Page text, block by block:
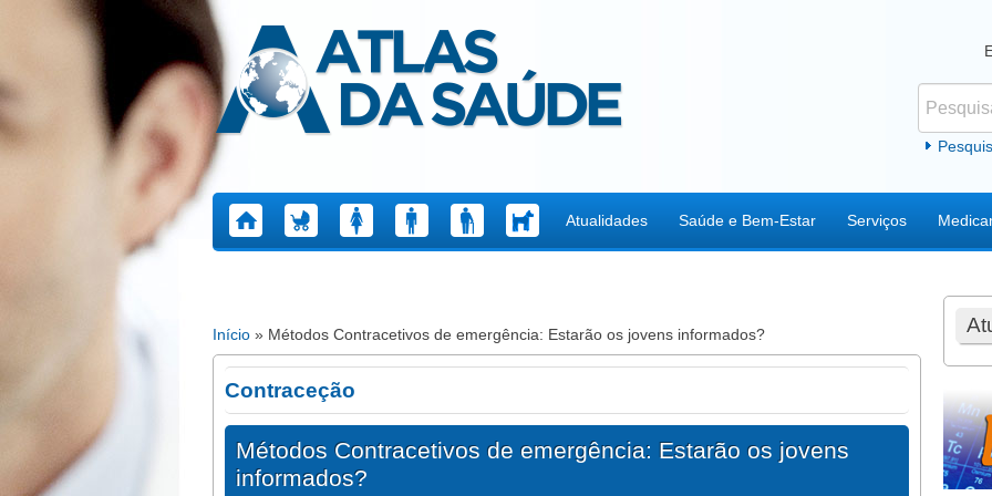
Atlas da Saúde
Atualidades Saúde e Bem-Estar Serviços
Está aqui
Início » Métodos Contracetivos de emergência: Estarão os jovens informados?
Contraceção
Métodos Contracetivos de emergência: Estarão os jovens
informados?